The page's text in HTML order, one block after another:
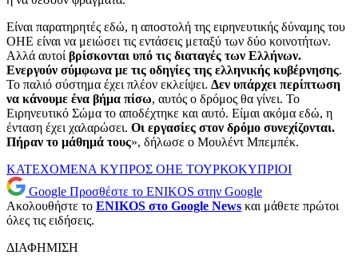
Είναι παρατηρητές εδώ, η αποστολή της ειρηνευτικής δύναμης του
ΟΗΕ είναι να μειώσει τις εντάσεις μεταξύ των δύο κοινοτήτων.
Αλλά αυτοί βρίσκονται υπό τις διαταγές των Ελλήνων.
Ενεργούν σύμφωνα με τις οδηγίες της ελληνικής κυβέρνησης.
Το παλιό σύστημα έχει πλέον εκλείψει. Δεν υπάρχει περίπτωση
να κάνουμε ένα βήμα πίσω, αυτός ο δρόμος θα γίνει. Το
Ειρηνευτικό Σώμα το αποδέχτηκε και αυτό. Είμαι ακόμα εδώ, η
ένταση έχει χαλαρώσει. Οι εργασίες στον δρόμο συνεχίζονται.
Πήραν το μάθημά τους», δήλωσε ο Μουλέντ Μπεμπέκ.
ΚΑΤΕΧΟΜΕΝΑ ΚΥΠΡΟΣ ΟΗΕ ΤΟΥΡΚΟΚΥΠΡΙΟΙ
Google Προσθέστε το ENIKOS στην Google
Ακολουθήστε το ENIKOS στο Google News και μάθετε πρώτοι
όλες τις ειδήσεις.
ΔΙΑΦΗΜΙΣΗ